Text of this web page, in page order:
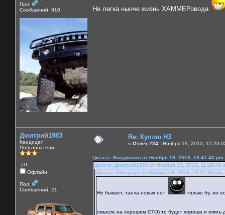
Пол:
Сообщений: 910
Не легка нынче жизнь ХАММЕРовода
Дмитрий1983
Кандидат
Пользователи
:) 0
Офлайн
Пол:
Сообщений: 21
Re: Куплю H3
« Ответ #24 : Ноября 19, 2013,
Цитата: Владислав от Ноября 19, 2013, 13:41:43 pm
Цитата: Дмитрий1983 от Ноября 19, 2013, 11:28:48
Цитата: +Sergey+ от Ноября 19, 2013, 10:27:30 am
Не бывает, так ка новых нет только бу, но
смысле на хорошем СТО) то будет хорошо и опять